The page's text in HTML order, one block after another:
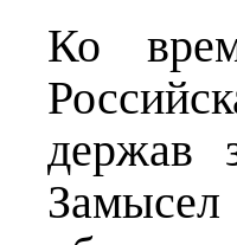
Ко
держав